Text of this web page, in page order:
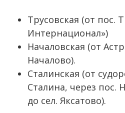
Трусовская (от пос.
Интернационал»)
Началовская (от
Началово).
Сталинская (от
Сталина, через пос.
до сел. Яксатово).